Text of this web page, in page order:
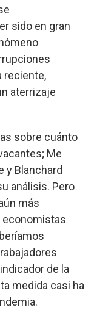
sido en gran
reciente,
aterrizaje
sobre cuánto
Me
y Blanchard
análisis. Pero
más
economistas
de la
medida casi ha